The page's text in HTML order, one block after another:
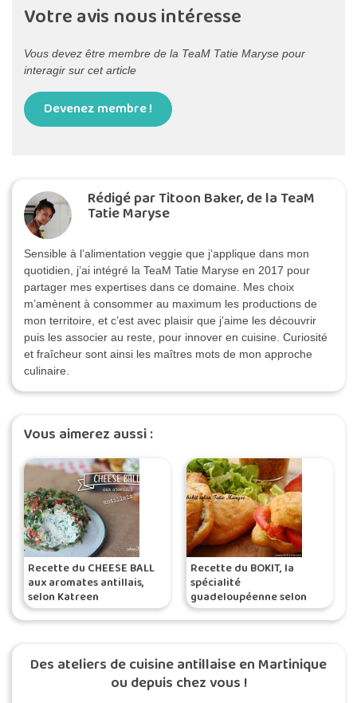
Votre avis nous intéresse
Vous devez être membre de la TeaM Tatie Maryse pour
interagir sur cet article
Devenez membre !
Rédigé par Titoon Baker, de la TeaM
Tatie Maryse
Sensible à l’alimentation veggie que j’applique dans mon
quotidien, j’ai intégré la TeaM Tatie Maryse en 2017 pour
partager mes expertises dans ce domaine. Mes choix
m’amènent à consommer au maximum les productions de
mon territoire, et c’est avec plaisir que j’aime les découvrir
puis les associer au reste, pour innover en cuisine. Curiosité
et fraîcheur sont ainsi les maîtres mots de mon approche
culinaire.
Vous aimerez aussi :
Recette du CHEESE BALL
aux aromates antillais,
selon Katreen
Recette du BOKIT, la
spécialité
guadeloupéenne selon
Tatie Maryse
Des ateliers de cuisine antillaise en Martinique
ou depuis chez vous !